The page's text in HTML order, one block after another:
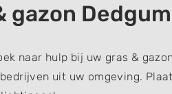
gazon Dedgum
naar hulp bij uw gras &
uit uw omgeving.